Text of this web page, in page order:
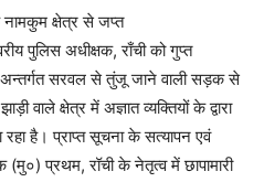
क्षेत्र से जप्त
पुलिस अधीक्षक, राँची को गुप्त
अन्तर्गत सरवल से तुंजू जाने वाली सड़क से
वाले क्षेत्र में अज्ञात व्यक्तियों के द्वारा
है। प्राप्त सूचना के सत्यापन एवं
(मु०) प्रथम, रॉची के नेतृत्व में छापामारी